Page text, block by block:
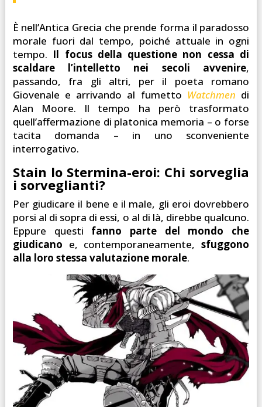
È nell’Antica Grecia che prende forma il paradosso
morale fuori dal tempo, poiché attuale in ogni
tempo. Il focus della questione non cessa di
scaldare l’intelletto nei secoli avvenire,
passando, fra gli altri, per il poeta romano
Giovenale e arrivando al fumetto Watchmen di
Alan Moore. Il tempo ha però trasformato
quell’affermazione di platonica memoria – o forse
tacita domanda – in uno sconveniente
interrogativo.
Stain lo Stermina-eroi: Chi sorveglia
i sorveglianti?
Per giudicare il bene e il male, gli eroi dovrebbero
porsi al di sopra di essi, o al di là, direbbe qualcuno.
Eppure questi fanno parte del mondo che
giudicano e, contemporaneamente,sfuggono
alla loro stessa valutazione morale.